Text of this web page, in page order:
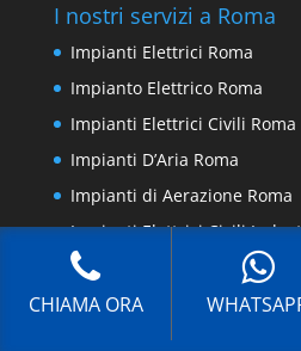
I nostri servizi a Roma
Impianti Elettrici Roma
Impianto Elettrico Roma
Impianti Elettrici Civili Roma
Impianti D’Aria Roma
Impianti di Aerazione Roma
Impianti Elettrici Civili
Impianto di
Impianto Di Ventilazione
CHIAMA ORA